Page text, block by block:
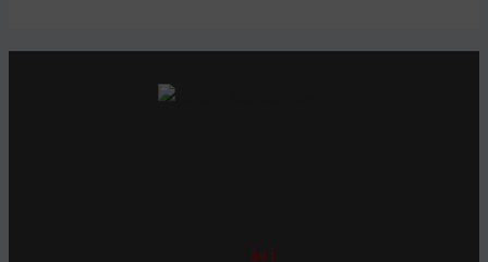
ខ្លឹម ខ្លី រហ័ស